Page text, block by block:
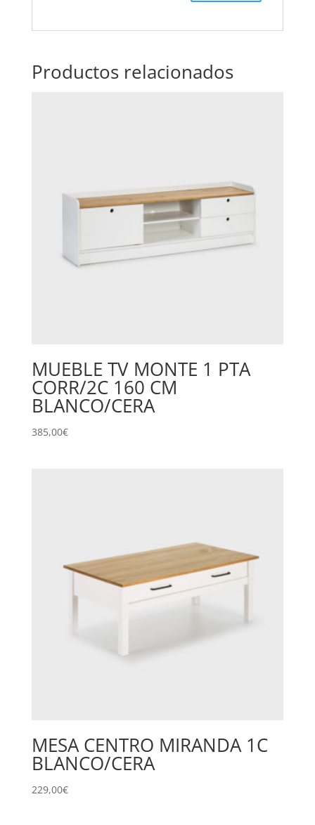
Productos relacionados
MUEBLE TV MONTE 1 PTA
CORR/2C 160 CM
BLANCO/CERA
385,00€
MESA CENTRO MIRANDA 1C
BLANCO/CERA
229,00€